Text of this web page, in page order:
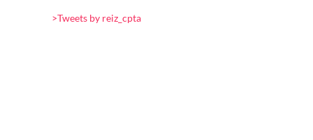
>Tweets by reiz_cpta